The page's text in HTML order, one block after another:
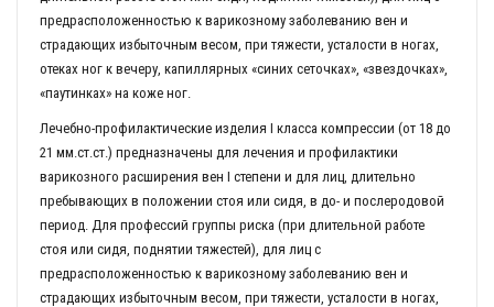
предрасположенностью к варикозному заболеванию вен и
страдающих избыточным весом, при тяжести, усталости в ногах,
отеках ног к вечеру, капиллярных «синих сеточках», «звездочках»,
«паутинках» на коже ног.
Лечебно-профилактические изделия I класса компрессии (от 18 до
21 мм.ст.ст.) предназначены для лечения и профилактики
варикозного расширения вен I степени и для лиц, длительно
пребывающих в положении стоя или сидя, в до- и послеродовой
период. Для профессий группы риска (при длительной работе
стоя или сидя, поднятии тяжестей), для лиц с
предрасположенностью к варикозному заболеванию вен и
страдающих избыточным весом, при тяжести, усталости в ногах,